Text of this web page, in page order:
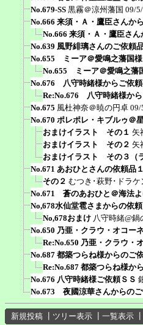
No.679-SS 黒霧＠涼州藩国 09/
No.666 来須・Ａ・鷹臣さんか
No.666 来須・Ａ・鷹臣さ
No.639 風野緋璃さんのご依頼
No.655 ミーア＠愛鳴之藩国様
No.655 ミーア＠愛鳴之藩
No.676 八守時緒様からご依頼
Re:No.676 八守時緒様から
No.675 風杜神奈＠暁の円卓 09/
No.670 ポレポレ・キブルゥ＠
おまけイラスト その１ 矢
おまけイラスト その２ 矢
おまけイラスト その３（
No.671 あおひとさんの依頼品１
その２ むつき･萩野･ドラ
No.671 蒼のあおひと＠海法
No,678水仙堂雹さまからの依頼
No,678おまけ 八守時緒@鍋
No.650 乃亜・クラウ・オコー
Re:No.650 乃亜・クラウ・
No.687 都築つらね様からのご
Re:No.687 都築つらね様か
No.676 八守時緒様ご依頼ＳＳ
No.673 夜國涼華さんからの
新規投稿 ツリー表示 一覧表示